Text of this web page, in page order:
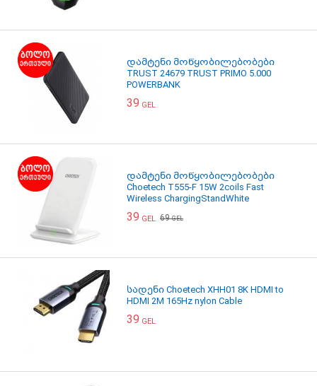
დამტენი მოწყობილებობები
TRUST 24679 TRUST PRIMO 5.000
POWERBANK
39 GEL
დამტენი მოწყობილებობები
Choetech T555-F 15W 2coils Fast
Wireless ChargingStandWhite
39 GEL 69GEL
სადენი Choetech XHH01 8K HDMI to
HDMI 2M 165Hz nylon Cable
39 GEL